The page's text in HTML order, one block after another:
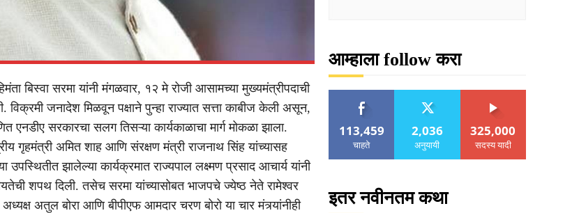
बिस्वा सरमा यांनी मंगळवार, १२ मे रोजी आसामच्या मुख्यमंत्रीपदाची
जनादेश मिळवून पक्षाने पुन्हा राज्यात सत्ता काबीज केली असून,
एनडीए सरकारचा सलग तिसऱ्या कार्यकाळाचा मार्ग मोकळा झाला.
गृहमंत्री अमित शाह आणि संरक्षण मंत्री राजनाथ सिंह यांच्यासह
उपस्थितीत झालेल्या कार्यक्रमात राज्यपाल लक्ष्मण प्रसाद आचार्य यांनी
शपथ दिली. तसेच सरमा यांच्यासोबत भाजपचे ज्येष्ठ नेते रामेश्वर
अतुल बोरा आणि बीपीएफ आमदार चरण बोरो या चार मंत्र्यांनीही
आम्हाला follow करा
113,459
चाहते
2,036
अनुयायी
325,000
सदस्य यादी
इतर नवीनतम कथा